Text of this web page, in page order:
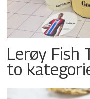
Lerøy Fish
to